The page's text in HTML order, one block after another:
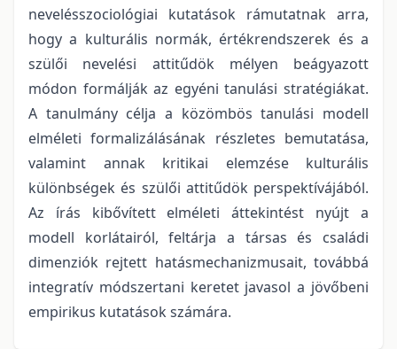
nevelésszociológiai kutatások rámutatnak arra,
hogy a kulturális normák, értékrendszerek és a
szülői nevelési attitűdök mélyen beágyazott
módon formálják az egyéni tanulási stratégiákat.
A tanulmány célja a közömbös tanulási modell
elméleti formalizálásának részletes bemutatása,
valamint annak kritikai elemzése kulturális
különbségek és szülői attitűdök perspektívájából.
Az írás kibővített elméleti áttekintést nyújt a
modell korlátairól, feltárja a társas és családi
dimenziók rejtett hatásmechanizmusait, továbbá
integratív módszertani keretet javasol a jövőbeni
empirikus kutatások számára.